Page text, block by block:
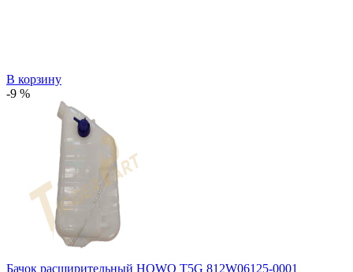
В корзину
-9 %
Бачок расширительный HOWO T5G 812W06125-0001